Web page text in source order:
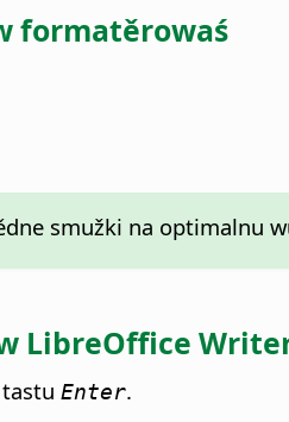
formatěrowaś
smužki na optimalnu
LibreOffice
Enter.